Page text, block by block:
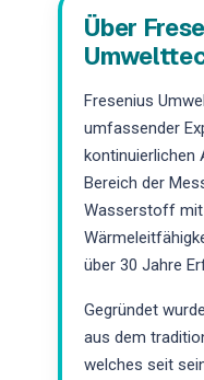
Über
Fresenius
umfassender
kontinuierlichen
Bereich der
Wasserstoff
über 30 Jahre
Gegründet
aus dem
welches seit